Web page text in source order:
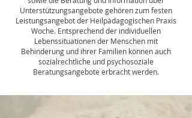
Unterstützungsangebote gehören zum festen
Leistungsangebot der Heilpädagogischen Praxis
Woche. Entsprechend der individuellen
Lebenssituationen der Menschen mit
Behinderung und ihrer Familien können auch
sozialrechtliche und psychosoziale
Beratungsangebote erbracht werden.